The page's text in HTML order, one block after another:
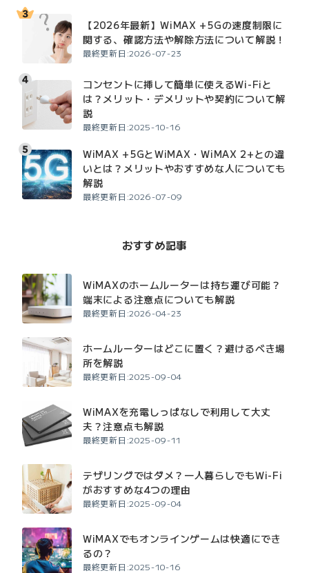
【2026年最新】WiMAX +5Gの速度制限に
関する、確認方法や解除方法について解説！
最終更新日:2026-07-23
コンセントに挿して簡単に使えるWi-Fiと
は？メリット・デメリットや契約について解
説
最終更新日:2025-10-16
WiMAX +5GとWiMAX・WiMAX 2+との違
いとは？メリットやおすすめな人についても
解説
最終更新日:2026-07-09
おすすめ記事
WiMAXのホームルーターは持ち運び可能？
端末による注意点についても解説
最終更新日:2026-04-23
ホームルーターはどこに置く？避けるべき場
所を解説
最終更新日:2025-09-04
WiMAXを充電しっぱなしで利用して大丈
夫？注意点も解説
最終更新日:2025-09-11
テザリングではダメ？一人暮らしでもWi-Fi
がおすすめな4つの理由
最終更新日:2025-09-04
WiMAXでもオンラインゲームは快適にでき
るの？
最終更新日:2025-10-16